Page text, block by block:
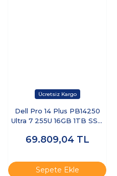
Dell Pro 14 Plus PB14250
Ultra 7 255U 16GB 1TB SSD
PB14250-UBU
69.809,04 TL
Sepete Ekle